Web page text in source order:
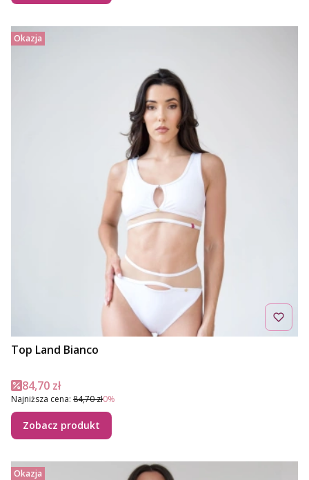
Okazja
Top Land Bianco
Cena promocyjna
84,70 zł
Najniższa cena: 84,70 zł0%
Zobacz produkt
Okazja